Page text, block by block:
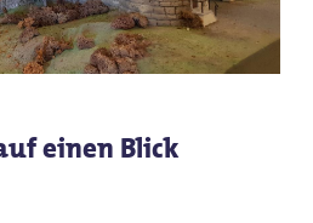
einen Blick